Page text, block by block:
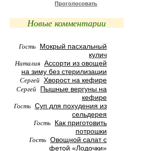
Проголосовать
Новые комментарии
Гость Мокрый пасхальный
кулич
Наталия Ассорти из овощей
на зиму без стерилизации
Сергей Хворост на кефире
Сергей Пышные вергуны на
кефире
Гость Суп для похудения из
сельдерея
Гость Как приготовить
потрошки
Гость Овощной салат с
фетой «Лодочки»